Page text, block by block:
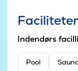
Faciliteter
Indendørs
Pool